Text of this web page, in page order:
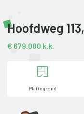
Hoofdweg 113,
€ 679.000 k.k.
Plattegrond